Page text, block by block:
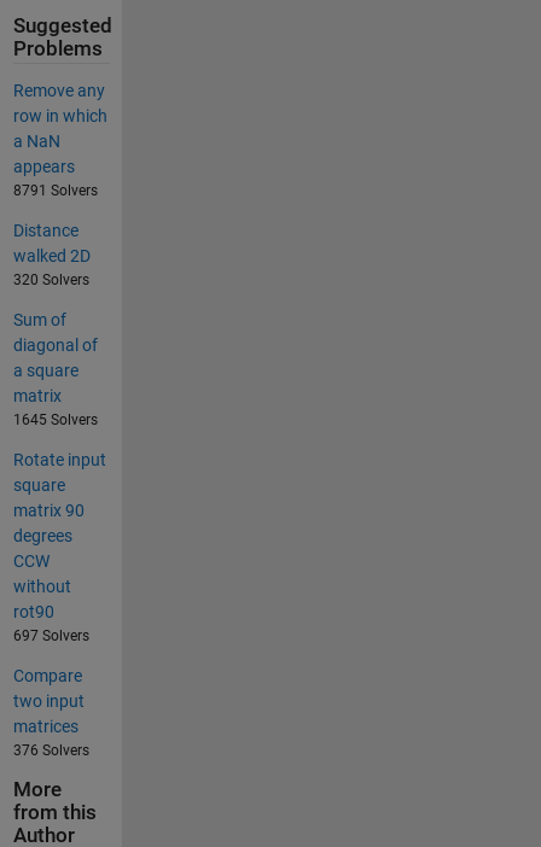
Suggested
Problems
Remove any
row in which
a NaN
appears
8791 Solvers
Distance
walked 2D
320 Solvers
Sum of
diagonal of
a square
matrix
1645 Solvers
Rotate input
square
matrix 90
degrees
CCW
without
rot90
697 Solvers
Compare
two input
matrices
376 Solvers
More
from this
Author